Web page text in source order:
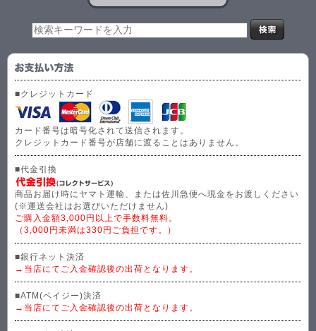
■クレジットカード
カード番号は暗号化されて送信されます。
クレジットカード番号が店舗に渡ることはありません。
■代金引換
商品お届け時にヤマト運輸、または佐川急便へ現金をお渡しください
(※運送会社はお選びいただけません)
ご購入金額3,000円以上で手数料無料。
（3,000円未満は330円ご負担です。）
■銀行ネット決済
→当店にてご入金確認後の出荷となります。
■ATM(ペイジー)決済
→当店にてご入金確認後の出荷となります。